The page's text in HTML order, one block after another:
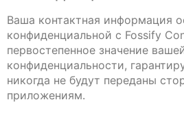
Ваша контактная информация
конфиденциальной с Fossify
первостепенное значение
конфиденциальности,
никогда не будут переданы
приложениям.